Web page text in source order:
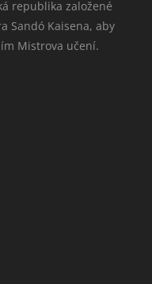
republika založené
Sandó Kaisena, aby
Mistrova učení.